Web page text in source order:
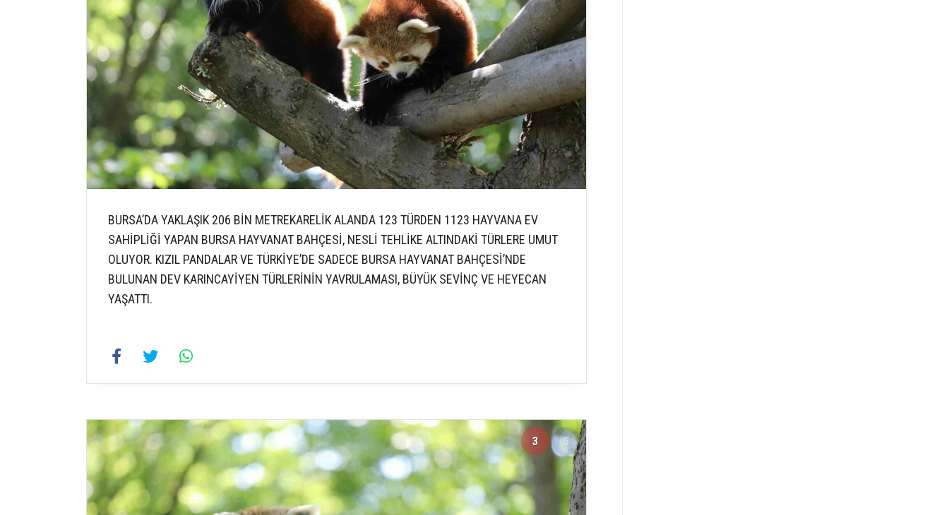
BURSA’DA YAKLAŞIK 206 BİN METREKARELİK ALANDA 123 TÜRDEN 1123 HAYVANA EV
SAHİPLİĞİ YAPAN BURSA HAYVANAT BAHÇESİ, NESLİ TEHLİKE ALTINDAKİ TÜRLERE UMUT
OLUYOR. KIZIL PANDALAR VE TÜRKİYE’DE SADECE BURSA HAYVANAT BAHÇESİ’NDE
BULUNAN DEV KARINCAYİYEN TÜRLERİNİN YAVRULAMASI, BÜYÜK SEVİNÇ VE HEYECAN
YAŞATTI.
3 5